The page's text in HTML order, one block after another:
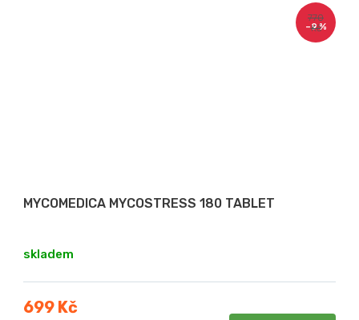
770
Kč
–9 %
MYCOMEDICA MYCOSTRESS 180 TABLET
skladem
699 Kč